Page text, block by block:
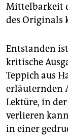
Mittelbarkeit
des Originals
Entstanden
kritische
Teppich aus
erläuternden
Lektüre, in
verlieren
in einer